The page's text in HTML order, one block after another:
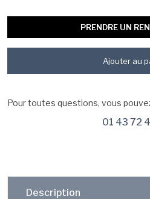
PRENDRE UN
Ajouter au
Pour toutes questions, vous
01 43 72
Description